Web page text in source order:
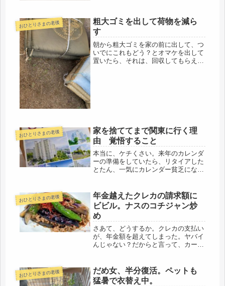
おひとりさまの老後
粗大ゴミを出して荷物を減ら
す
朝から粗大ゴミを家の前に出して、つ
いでにこれもどう？とオマケを出して
置いたら、それは、回収してもらえま
おひとりさまの老後
家を捨ててまで関東に行く理
由 覚悟すること
本当に、ケチくさい。来年のカレンダ
ーの準備をしていたら、リタイアした
とたん、一気にカレンダー貧乏にな
ンダーはいつも駅前のBKでくれるの
で、当てにして行くと、「今日のカレ
ンダ...
おひとりさまの老後
年金越えたクレカの請求額に
ビビル。ナスのコチジャン炒
め
さあて、どうするか。クレカの支払い
が、年金額を超えてしまった。ヤバイ
んじゃない？だからと言って、カード
いを抑えると言いながら、これでは、
情けない。まず、原因の究明。そし...
おひとりさまの老後
だめ女、半分復活。ペットも
猛暑で衣替え中。